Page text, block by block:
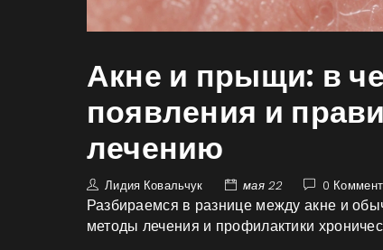
Акне и прыщи: в
появления и
лечению
Лидия Ковальчук мая 22 0
Разбираемся в разнице между акне и
методы лечения и профилактики